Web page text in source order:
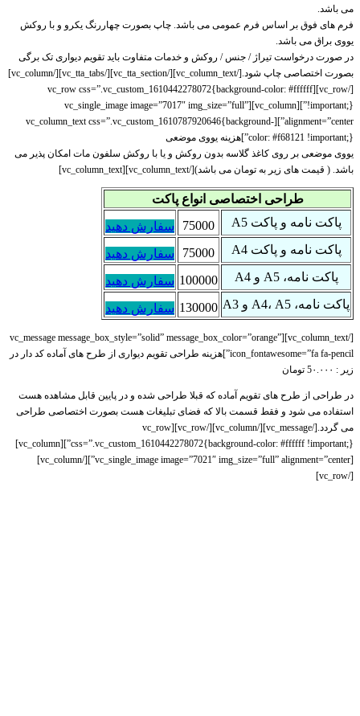
می باشد.
فرم های فوق بر اساس فرم عمومی می باشد. چاپ بصورت چهاررنگ یکرو و با روکش
یووی براق می باشد.
در صورت درخواست تیراژ / جنس / روکش و خدمات متفاوت باید تقویم دیواری تک برگی
بصورت اختصاصی چاپ شود.[/vc_column_text][/vc_tta_section][/vc_tta_tabs][/vc_column]
[/vc_row][vc_row css=”.vc_custom_1610442278072{background-color: #ffffff
!important;}”][vc_column][vc_single_image image=”7017″ img_size=”full”
alignment=”center”][vc_column_text css=”.vc_custom_1610787920646{background-
color: #f68121 !important;}”]هزینه یووی موضعی
یووی موضعی بر روی کاغذ گلاسه بدون روکش و یا با روکش سلفون مات امکان پذیر می
باشد. ( قیمت های زیر به تومان می باشد)[/vc_column_text][vc_column_text]
طراحی اختصاصی انواع پاکت
پاکت نامه و پاکت A5
75000
سفارش دهید
پاکت نامه و پاکت A4
75000
سفارش دهید
پاکت نامه، A5 و A4
100000 سفارش دهید
پاکت نامه، A4، A5 و A3
130000 سفارش دهید
[/vc_column_text][vc_message message_box_style=”solid” message_box_color=”orange”
icon_fontawesome=”fa fa-pencil”]هزینه طراحی تقویم دیواری از طرح های آماده کد دار در
زیر : 5۰.۰۰۰ تومان
در طراحی از طرح های تقویم آماده که قبلا طراحی شده و در پایین قابل مشاهده هست
استفاده می شود و فقط قسمت بالا که فضای تبلیغات هست بصورت اختصاصی طراحی
می گردد.[/vc_message][/vc_column][/vc_row][vc_row
css=”.vc_custom_1610442278072{background-color: #ffffff !important;}”][vc_column]
[vc_single_image image=”7021″ img_size=”full” alignment=”center”][/vc_column]
[/vc_row]